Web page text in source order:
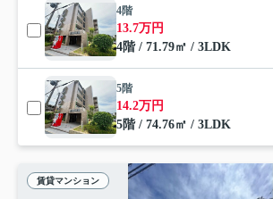
4階
13.7万円
4階 / 71.79㎡ / 3LDK
5階
14.2万円
5階 / 74.76㎡ / 3LDK
賃貸マンション